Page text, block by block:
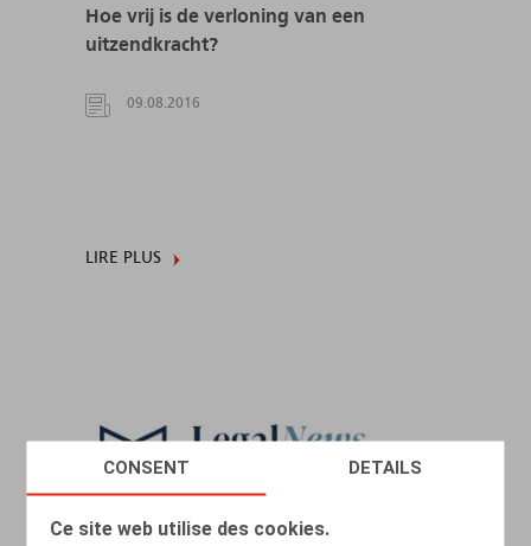
CONSENT DETAILS
Ce site web utilise des cookies.
Hoe vrij is de verloning van een
uitzendkracht?
09.08.2016
LIRE PLUS